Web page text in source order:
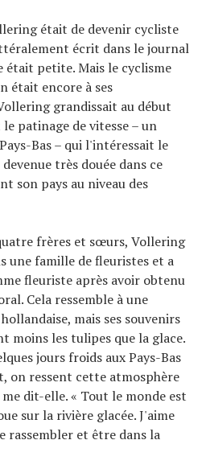
était de devenir cycliste
écrit dans le journal
était petite. Mais le cyclisme
était encore à ses
grandissait au début
patinage de vitesse – un
Bas – qui l'intéressait le
très douée dans ce
son pays au niveau des
frères et sœurs, Vollering
une famille de fleuristes et a
fleuriste après avoir obtenu
Cela ressemble à une
mais ses souvenirs
moins les tulipes que la glace.
jours froids aux Pays-Bas
on ressent cette atmosphère
dit-elle. « Tout le monde est
sur la rivière glacée. J'aime
rassembler et être dans la